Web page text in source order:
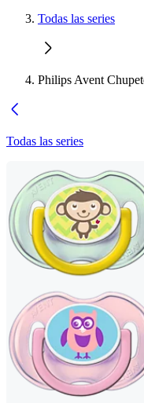
Todas las series
Philips Avent
Todas las series